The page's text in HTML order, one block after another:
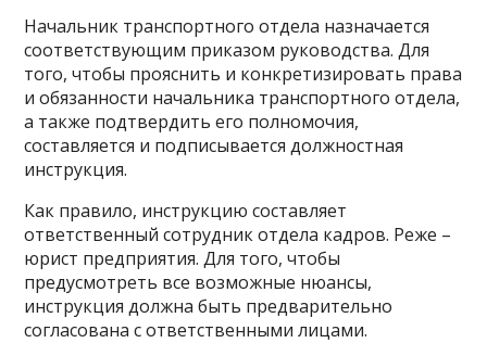
Начальник транспортного отдела назначается
соответствующим приказом руководства. Для
того, чтобы прояснить и конкретизировать права
и обязанности начальника транспортного отдела,
а также подтвердить его полномочия,
составляется и подписывается должностная
инструкция.
Как правило, инструкцию составляет
ответственный сотрудник отдела кадров. Реже –
юрист предприятия. Для того, чтобы
предусмотреть все возможные нюансы,
инструкция должна быть предварительно
согласована с ответственными лицами.